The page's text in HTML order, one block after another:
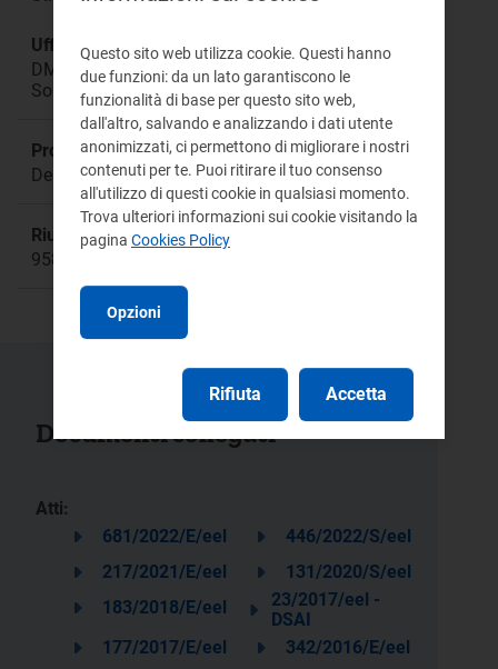
Ufficio responsabile:
DMEA Direzione Mercati Energia all'Ingrosso e
Sostenibilità Ambientale
Procedimento:
Deliberazione 342/2016/E/eel
Riunione:
958
Documenti collegati
Atti:
681/2022/E/eel
446/2022/S/eel
217/2021/E/eel
131/2020/S/eel
183/2018/E/eel
23/2017/eel -
DSAI
177/2017/E/eel
342/2016/E/eel
Questo sito web utilizza cookie. Questi hanno
due funzioni: da un lato garantiscono le
funzionalità di base per questo sito web,
dall'altro, salvando e analizzando i dati utente
anonimizzati, ci permettono di migliorare i nostri
contenuti per te. Puoi ritirare il tuo consenso
all'utilizzo di questi cookie in qualsiasi momento.
Trova ulteriori informazioni sui cookie visitando la
pagina Cookies Policy
Opzioni
Rifiuta Accetta